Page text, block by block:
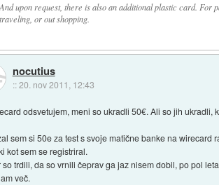
And upon request, there is also an additional plastic card. For
traveling, or out shopping.
nocutius
::20. nov 2011, 12:43
odsvetujem, meni so ukradli 50€. Ali so jih
sem si 50e za test s svoje matične banke na
kot sem se registriral.
so trdili, da so vrnili čeprav ga jaz nisem dobil, po pol
več.